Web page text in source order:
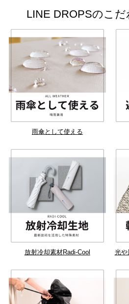
LINE DROPSのこ
雨傘として使える
放射冷却素材Radi-Cool 光や